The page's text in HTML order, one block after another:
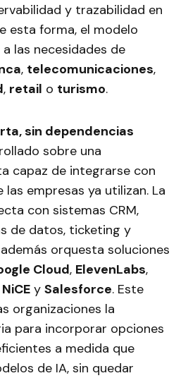
y trazabilidad en
esta forma, el modelo
las necesidades de
, telecomunicaciones,
, retail o turismo.
sin dependencias
sobre una
capaz de integrarse con
empresas ya utilizan. La
con sistemas CRM,
de datos, ticketing y
orquesta soluciones
Cloud, ElevenLabs,
NiCE y Salesforce. Este
organizaciones la
para incorporar opciones
a medida que
de IA, sin quedar